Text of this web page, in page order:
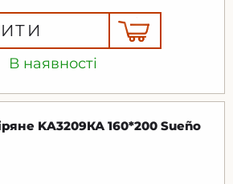
В наявності
KA3209КА 160*200 Sueño